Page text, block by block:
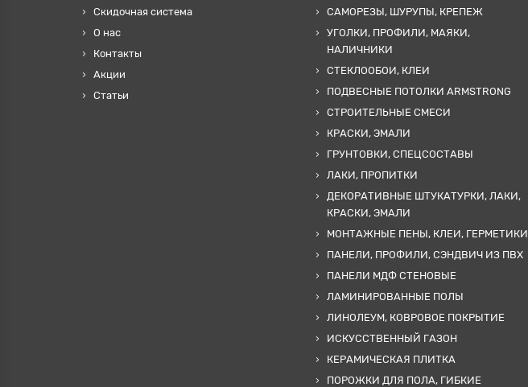
Скидочная система
О нас
Контакты
Акции
Статьи
САМОРЕЗЫ, ШУРУПЫ, КРЕПЕЖ
УГОЛКИ, ПРОФИЛИ, МАЯКИ,
НАЛИЧНИКИ
СТЕКЛООБОИ, КЛЕИ
ПОДВЕСНЫЕ ПОТОЛКИ ARMSTRONG
СТРОИТЕЛЬНЫЕ СМЕСИ
КРАСКИ, ЭМАЛИ
ГРУНТОВКИ, СПЕЦСОСТАВЫ
ЛАКИ, ПРОПИТКИ
ДЕКОРАТИВНЫЕ ШТУКАТУРКИ, ЛАКИ,
КРАСКИ, ЭМАЛИ
МОНТАЖНЫЕ ПЕНЫ, КЛЕИ, ГЕРМЕТИКИ
ПАНЕЛИ, ПРОФИЛИ, СЭНДВИЧ ИЗ ПВХ
ПАНЕЛИ МДФ СТЕНОВЫЕ
ЛАМИНИРОВАННЫЕ ПОЛЫ
ЛИНОЛЕУМ, КОВРОВОЕ ПОКРЫТИЕ
ИСКУССТВЕННЫЙ ГАЗОН
КЕРАМИЧЕСКАЯ ПЛИТКА
ПОРОЖКИ ДЛЯ ПОЛА, ГИБКИЕ